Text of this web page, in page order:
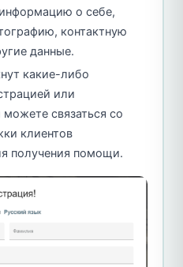
о себе,
контактную
данные.
какие-либо
или
связаться со
клиентов
получения помощи.